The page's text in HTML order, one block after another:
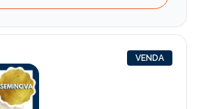
VENDA